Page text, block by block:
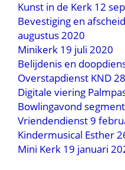
Kunst in de Kerk 12
Bevestiging en
augustus 2020
Minikerk 19 juli 2020
Belijdenis en
Overstapdienst KND
Digitale viering
Bowlingavond
Vriendendienst 9
Kindermusical Esther
Mini Kerk 19 januari